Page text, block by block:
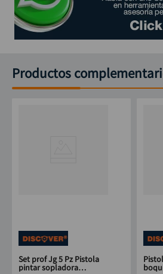
Productos
Set prof Jg 5 Pz Pistola
pintar sopladora